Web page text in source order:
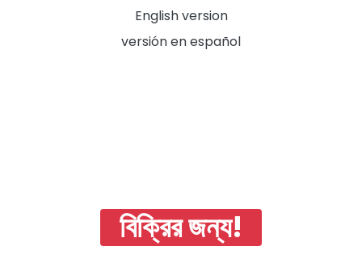
English version
versión en español
বিক্রির জন্য!